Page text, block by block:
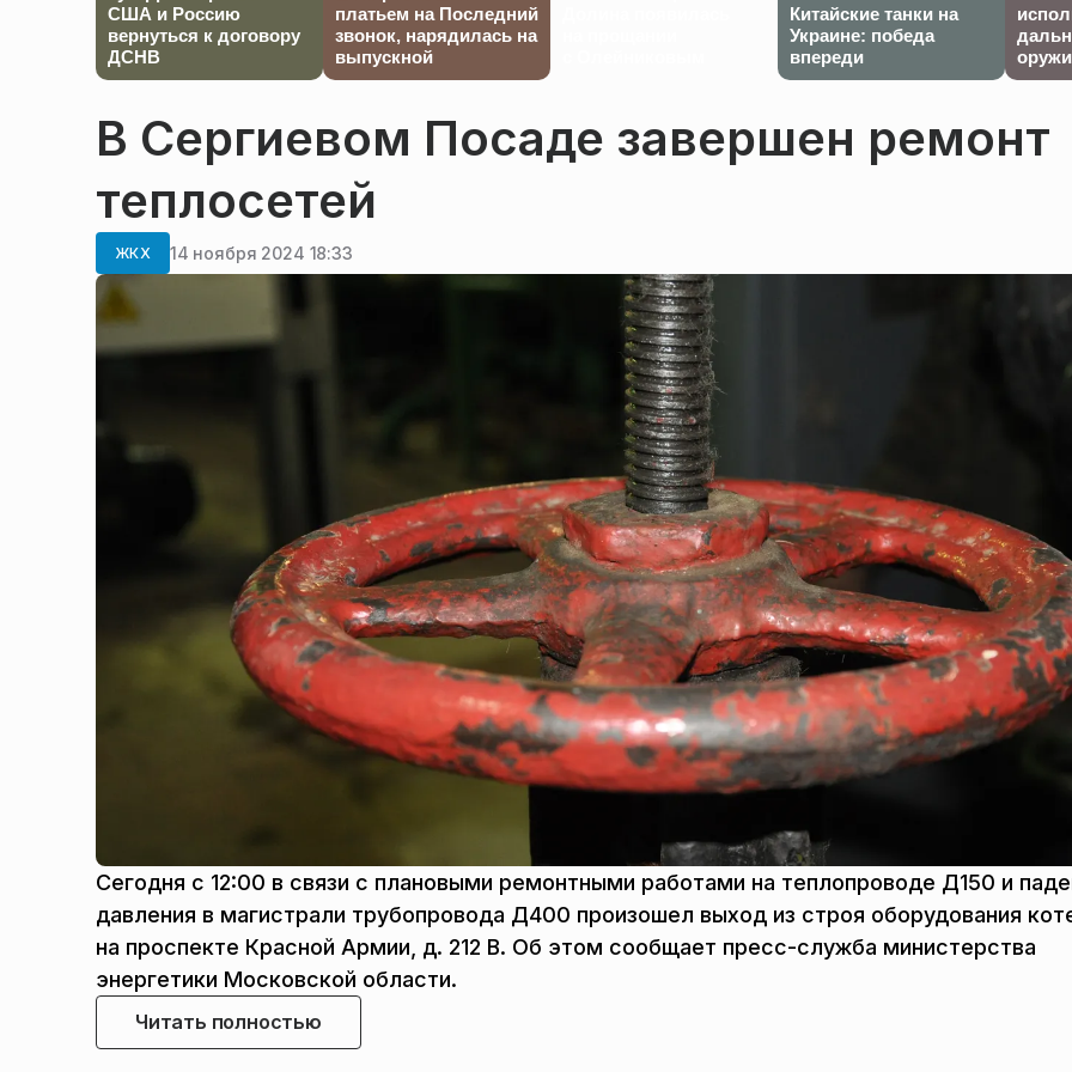
США и Россию
вернуться к договору
ДСНВ
платьем на Последний
звонок, нарядилась на
выпускной
Китайские танки на
Украине: победа
впереди
В Сергиевом Посаде завершен ремонт
теплосетей
ЖКХ 14 ноября 2024 18:33
Сегодня с 12:00 в связи с плановыми ремонтными работами на теплопроводе Д150 и
давления в магистрали трубопровода Д400 произошел выход из строя оборудования
на проспекте Красной Армии, д. 212 В. Об этом сообщает пресс-служба министерства
энергетики Московской области.
Читать полностью